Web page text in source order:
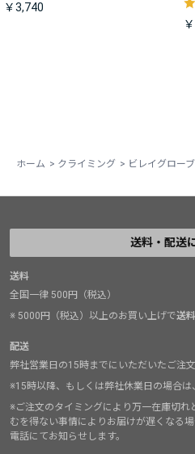
￥3,740
ホーム > クライミング > ビレイグローブ
送料・配送
送料
全国一律 500円（税込）
※ 5000円（税込）以上のお買い上げで送
配送
弊社営業日の15時までにいただいたご注
※15時以降、もしくは弊社休業日の場合は
※ご注文のタイミングにより万一在庫切れ
むを得ない事情によりお届けが遅くなる
電話にてお知らせします。